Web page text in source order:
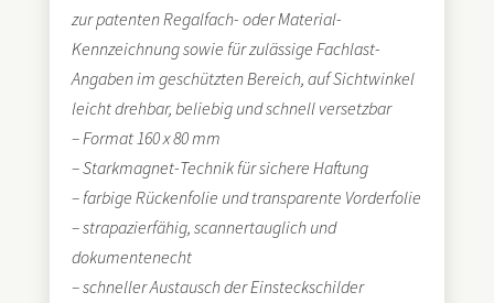
zur patenten Regalfach- oder Material-
Kennzeichnung sowie für zulässige Fachlast-
Angaben im geschützten Bereich, auf Sichtwinkel
leicht drehbar, beliebig und schnell versetzbar
– Format 160 x 80 mm
– Starkmagnet-Technik für sichere Haftung
– farbige Rückenfolie und transparente Vorderfolie
– strapazierfähig, scannertauglich und
dokumentenecht
– schneller Austausch der Einsteckschilder